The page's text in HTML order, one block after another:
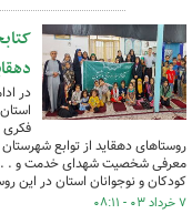
در
فکری
روستاهای دهقاید از توابع
معرفی شخصیت شهدای خدمت و . . .
کودکان و نوجوانان استان در این
۷ خرداد ۰۳ - ۰۸:۱۱